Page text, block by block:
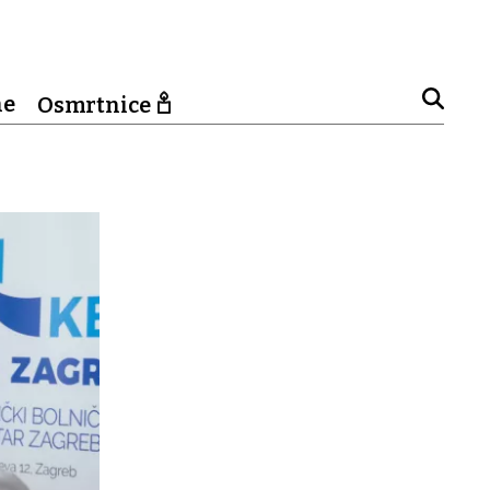
Osmrtnice